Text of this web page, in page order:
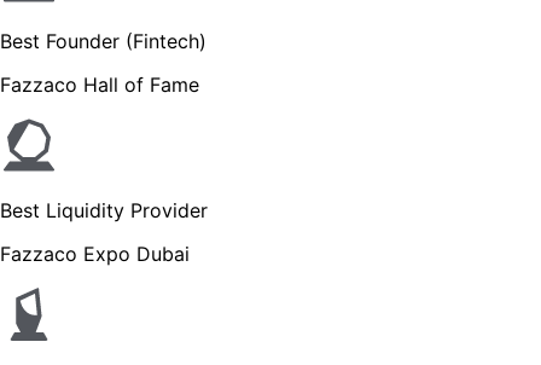
Best Founder (Fintech)
Fazzaco Hall of Fame
Best Liquidity Provider
Fazzaco Expo Dubai